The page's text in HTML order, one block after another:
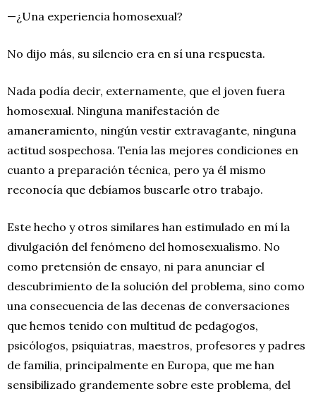
—¿Una experiencia homosexual?
No dijo más, su silencio era en sí una respuesta.
Nada podía decir, externamente, que el joven fuera
homosexual. Ninguna manifestación de
amaneramiento, ningún vestir extravagante, ninguna
actitud sospechosa. Tenía las mejores condiciones en
cuanto a preparación técnica, pero ya él mismo
reconocía que debíamos buscarle otro trabajo.
Este hecho y otros similares han estimulado en mí la
divulgación del fenómeno del homosexualismo. No
como pretensión de ensayo, ni para anunciar el
descubrimiento de la solución del problema, sino como
una consecuencia de las decenas de conversaciones
que hemos tenido con multitud de pedagogos,
psicólogos, psiquiatras, maestros, profesores y padres
de familia, principalmente en Europa, que me han
sensibilizado grandemente sobre este problema, del